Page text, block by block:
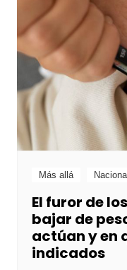
Más allá
El furor de
bajar de
actúan y en
indicados